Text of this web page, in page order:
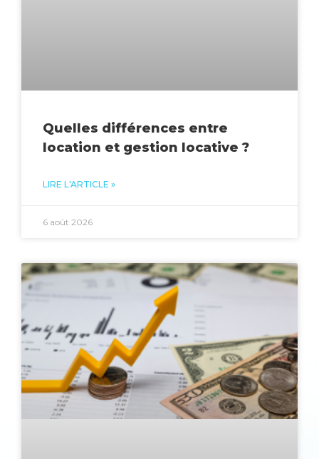
Quelles différences entre
location et gestion locative ?
LIRE L'ARTICLE »
6 août 2026